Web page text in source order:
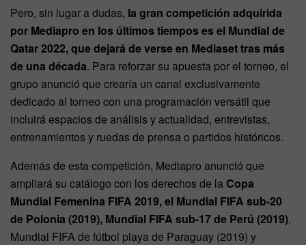
Pero, sin lugar a dudas, la gran competición adquirida
por Mediapro en los últimos tiempos es el Mundial de
Qatar 2022, que dejará de verse en Mediaset tras más
de una década. Para reforzar su apuesta por el torneo, el
grupo anunció que crearía un canal exclusivamente
dedicado al torneo con una programación versátil que
incluirá espacios de análisis y actualidad, entrevistas,
entrenamientos y ruedas de prensa o partidos históricos.
Además de esta competición, Mediapro anunció que
ampliará su catálogo con los derechos de la Copa
Mundial Femenina FIFA 2019, el Mundial FIFA sub-20
de Polonia (2019), Mundial FIFA sub-17 de Perú (2019),
Mundial FIFA de fútbol playa de Paraguay (2019) y